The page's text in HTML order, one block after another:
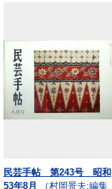
民芸手帖 第243号 昭和
53年8月
（村岡景夫:編集